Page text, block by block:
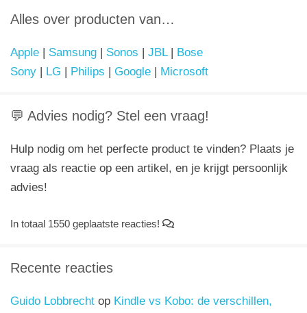
Alles over producten van…
Apple | Samsung | Sonos | JBL| Bose
Sony | LG | Philips | Google | Microsoft
💬 Advies nodig? Stel een vraag!
Hulp nodig om het perfecte product te vinden? Plaats je
vraag als reactie op een artikel, en je krijgt persoonlijk
advies!
In totaal 1550 geplaatste reacties!
Recente reacties
Guido Lobbrecht op Kindle vs Kobo: de verschillen,